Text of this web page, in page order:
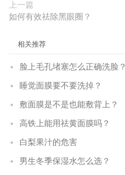
上一篇
如何有效祛除黑眼圈？
相关推荐
脸上毛孔堵塞怎么正确洗脸？
睡觉面膜要不要洗掉？
敷面膜是不是也能敷背上？
高铁上能用祛黄面膜吗？
白梨果汁的危害
男生冬季保湿水怎么选？